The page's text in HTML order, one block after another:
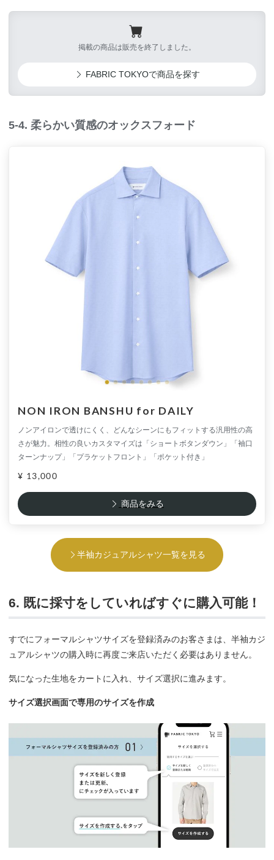
掲載の商品は販売を終了しました。
FABRIC TOKYOで商品を探す
5-4. 柔らかい質感のオックスフォード
NON IRON BANSHU for DAILY
ノンアイロンで透けにくく、どんなシーンにもフィットする汎用性の高
さが魅力。相性の良いカスタマイズは「ショートボタンダウン」「袖口
ターンナップ」「プラケットフロント」「ポケット付き」
¥ 13,000
商品をみる
半袖カジュアルシャツ一覧を見る
6. 既に採寸をしていればすぐに購入可能！
すでにフォーマルシャツサイズを登録済みのお客さまは、半袖カジ
ュアルシャツの購入時に再度ご来店いただく必要はありません。
気になった生地をカートに入れ、サイズ選択に進みます。
サイズ選択画面で専用のサイズを作成